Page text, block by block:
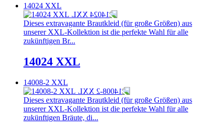
14024 XXL
Dieses extravagante Brautkleid (für große Größen) aus
unserer XXL-Kollektion ist die perfekte Wahl für alle
zukünftigen Br...
14024 XXL
14008-2 XXL
Dieses extravagante Brautkleid (für große Größen) aus
unserer XXL-Kollektion ist die perfekte Wahl für alle
zukünftigen Bräute, di...